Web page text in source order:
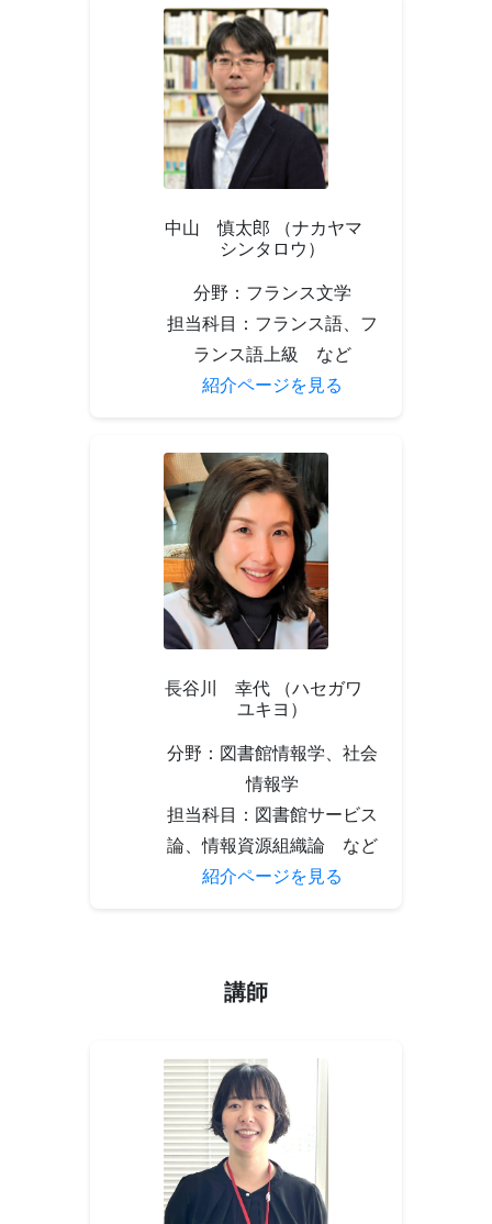
中山 慎太郎 （ナカヤマ
シンタロウ）
分野：フランス文学
担当科目：フランス語、フ
ランス語上級 など
紹介ページを見る
長谷川 幸代 （ハセガワ
ユキヨ）
分野：図書館情報学、社会
情報学
担当科目：図書館サービス
論、情報資源組織論 など
紹介ページを見る
講師